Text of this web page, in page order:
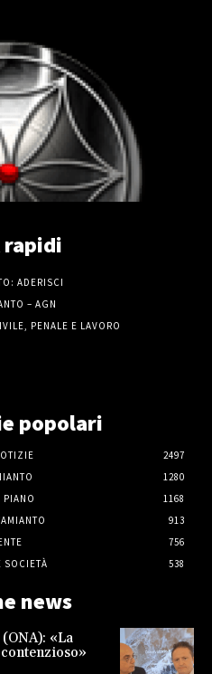
rapidi
ADERISCI
– AGN
PENALE E LAVORO
popolari
2497
1280
PIANO
1168
913
756
SOCIETÀ
538
news
«La